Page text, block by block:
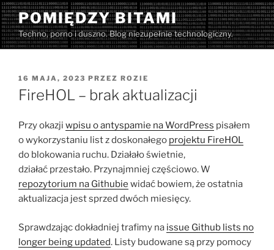
Przejdź
do
treści
POMIĘDZY BITAMI
Techno, porno i duszno. Blog niezupełnie technologiczny.
OPUBLIKOWANE
W
16 MAJA, 2023 PRZEZ ROZIE
FireHOL – brak aktualizacji
Przy okazji wpisu o antyspamie na WordPress pisałem
o wykorzystaniu list z doskonałego projektu FireHOL
do blokowania ruchu. Działało świetnie,
działać przestało. Przynajmniej częściowo. W
repozytorium na Githubie widać bowiem, że ostatnia
aktualizacja jest sprzed dwóch miesięcy.
Sprawdzając dokładniej trafimy na issue Github lists no
longer being updated. Listy budowane są przy pomocy